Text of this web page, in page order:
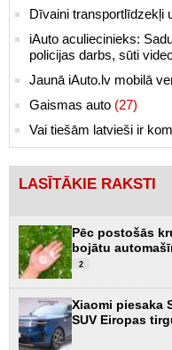
Dīvaini transportlīdzekļi
iAuto aculiecinieks:
policijas darbs, sūti
Jaunā iAuto.lv mobilā
Gaismas auto (27)
Vai tiešām latvieši ir
LASĪTĀKIE RAKSTI
Pēc postošās
bojātu
2
Xiaomi piesaka
SUV Eiropas